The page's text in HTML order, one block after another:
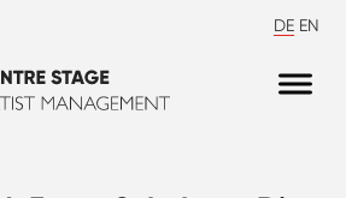
DE EN